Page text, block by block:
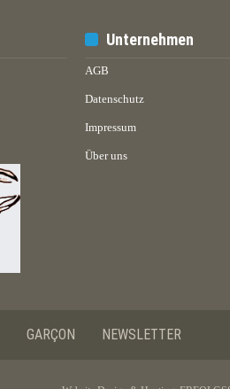
Unternehmen
AGB
Datenschutz
Impressum
Über uns
GARÇON NEWSLETTER